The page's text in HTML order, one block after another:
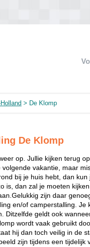
> De Klomp
De Klomp
op. Jullie kijken terug
vakantie, maar
bij je huis hebt, dan
is, dan zal je moeten
zijn daar
en/of camperstalling.
Ditzelfde geldt ook
wordt vaak gebruikt
hij dan toch veilig in de
zijn tijdens een tijdelijk